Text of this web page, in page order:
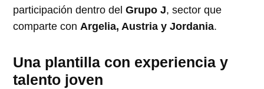
participación dentro delGrupo J, sector que
comparte con Argelia, Austria y Jordania.
Una plantilla con experiencia y
talento joven